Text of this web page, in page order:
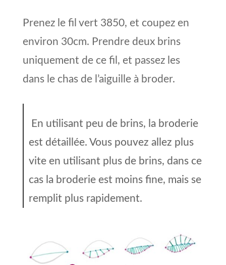
Prenez le fil vert 3850, et coupez en
environ 30cm. Prendre deux brins
uniquement de ce fil, et passez les
dans le chas de l’aiguille à broder.
En utilisant peu de brins, la broderie
est détaillée. Vous pouvez allez plus
vite en utilisant plus de brins, dans ce
cas la broderie est moins fine, mais se
remplit plus rapidement.